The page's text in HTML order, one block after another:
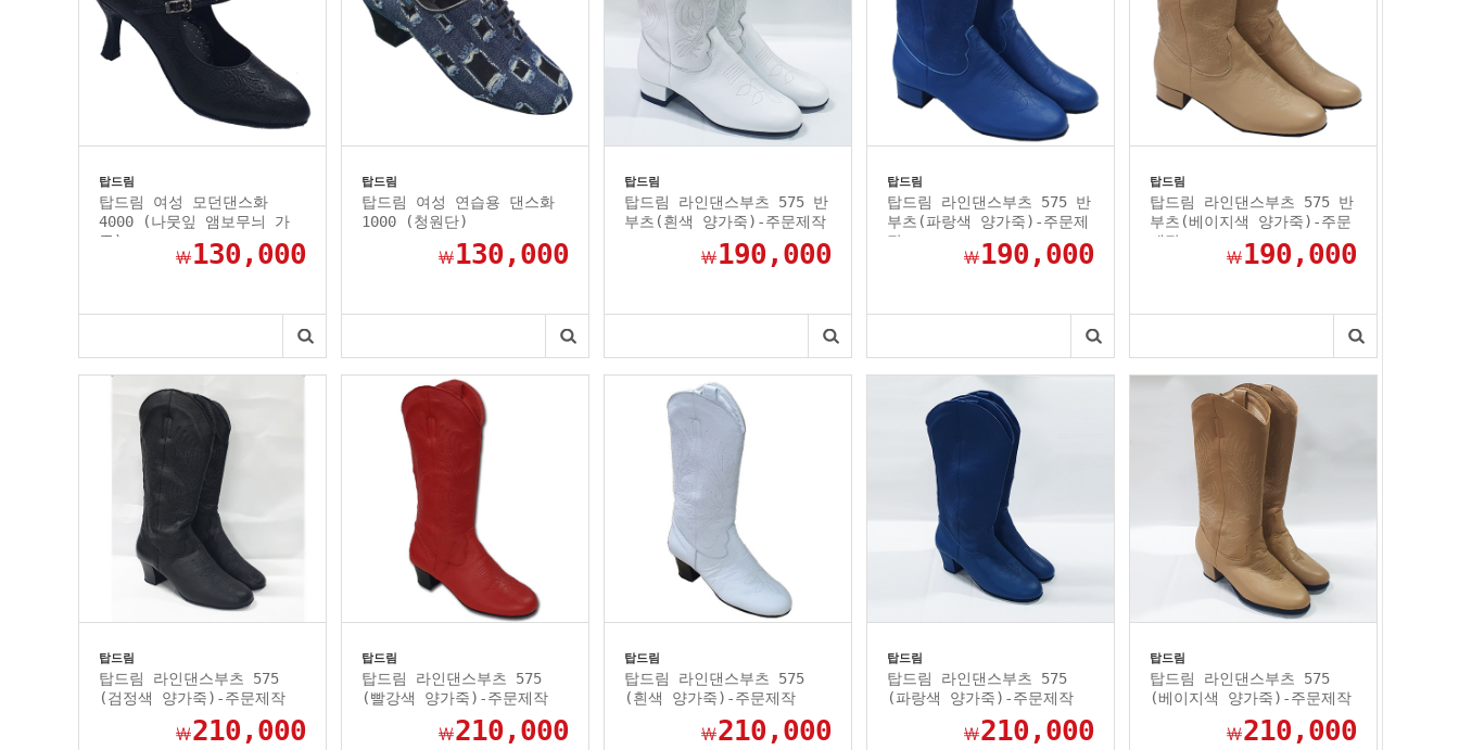
탑드림
탑드림 여성 모던댄스화
4000 (나뭇잎 앰보무늬 가
죽)
￦130,000
탑드림
탑드림 여성 연습용 댄스화
1000 (청원단)
￦130,000
탑드림
탑드림 라인댄스부츠 575 반
부츠(흰색 양가죽)-주문제작
￦190,000
탑드림
탑드림 라인댄스부츠 575 반
부츠(파랑색 양가죽)-주문제
작
￦190,000
탑드림
탑드림 라인댄스부츠 575 반
부츠(베이지색 양가죽)-주문
제작
￦190,000
탑드림
탑드림 라인댄스부츠 575
(검정색 양가죽)-주문제작
￦210,000
탑드림
탑드림 라인댄스부츠 575
(빨강색 양가죽)-주문제작
￦210,000
탑드림
탑드림 라인댄스부츠 575
(흰색 양가죽)-주문제작
￦210,000
탑드림
탑드림 라인댄스부츠 575
(파랑색 양가죽)-주문제작
￦210,000
탑드림
탑드림 라인댄스부츠 575
(베이지색 양가죽)-주문제작
￦210,000